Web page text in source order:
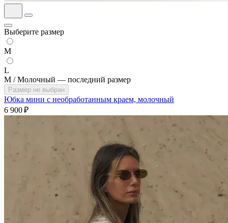
Выберите размер
M
L
M / Молочный — последний размер
Размер не выбран
Юбка мини с необработанным краем, молочный
6 900 ₽